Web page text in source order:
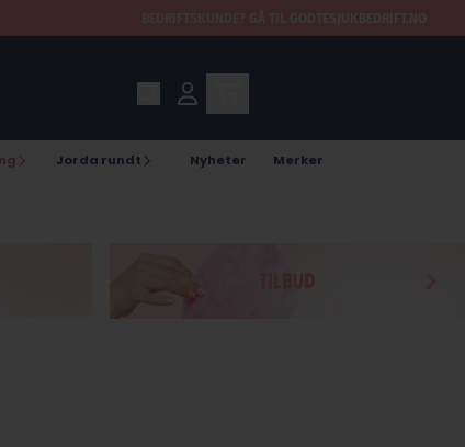
Jorda rundt Nyheter Merker